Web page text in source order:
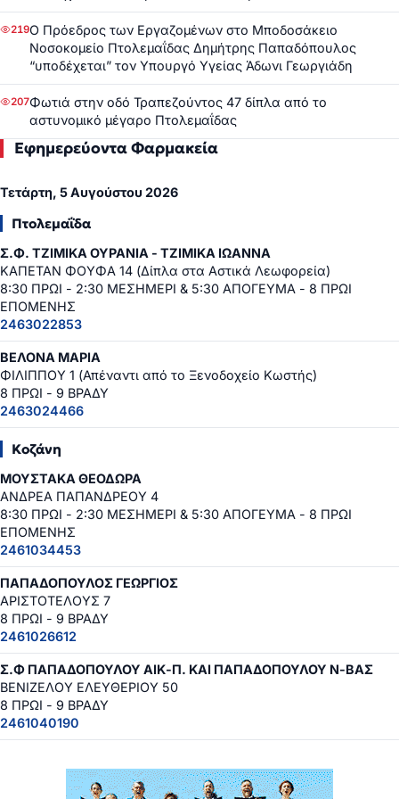
219Ο Πρόεδρος των Εργαζομένων στο Μποδοσάκειο
Νοσοκομείο Πτολεμαΐδας Δημήτρης Παπαδόπουλος
“υποδέχεται” τον Υπουργό Υγείας Άδωνι Γεωργιάδη
207Φωτιά στην οδό Τραπεζούντος 47 δίπλα από το
αστυνομικό μέγαρο Πτολεμαΐδας
Εφημερεύοντα Φαρμακεία
Τετάρτη, 5 Αυγούστου 2026
Πτολεμαΐδα
Σ.Φ. ΤΖΙΜΙΚΑ ΟΥΡΑΝΙΑ - ΤΖΙΜΙΚΑ ΙΩΑΝΝΑ
ΚΑΠΕΤΑΝ ΦΟΥΦΑ 14 (Δίπλα στα Αστικά Λεωφορεία)
8:30 ΠΡΩΙ - 2:30 ΜΕΣΗΜΕΡΙ & 5:30 ΑΠΟΓΕΥΜΑ - 8 ΠΡΩΙ
ΕΠΟΜΕΝΗΣ
2463022853
ΒΕΛΟΝΑ ΜΑΡΙΑ
ΦΙΛΙΠΠΟΥ 1 (Απέναντι από το Ξενοδοχείο Κωστής)
8 ΠΡΩΙ - 9 ΒΡΑΔΥ
2463024466
Κοζάνη
ΜΟΥΣΤΑΚΑ ΘΕΟΔΩΡΑ
ΑΝΔΡΕΑ ΠΑΠΑΝΔΡΕΟΥ 4
8:30 ΠΡΩΙ - 2:30 ΜΕΣΗΜΕΡΙ & 5:30 ΑΠΟΓΕΥΜΑ - 8 ΠΡΩΙ
ΕΠΟΜΕΝΗΣ
2461034453
ΠΑΠΑΔΟΠΟΥΛΟΣ ΓΕΩΡΓΙΟΣ
ΑΡΙΣΤΟΤΕΛΟΥΣ 7
8 ΠΡΩΙ - 9 ΒΡΑΔΥ
2461026612
Σ.Φ ΠΑΠΑΔΟΠΟΥΛΟΥ ΑΙΚ-Π. ΚΑΙ ΠΑΠΑΔΟΠΟΥΛΟΥ Ν-ΒΑΣ
ΒΕΝΙΖΕΛΟΥ ΕΛΕΥΘΕΡΙΟΥ 50
8 ΠΡΩΙ - 9 ΒΡΑΔΥ
2461040190